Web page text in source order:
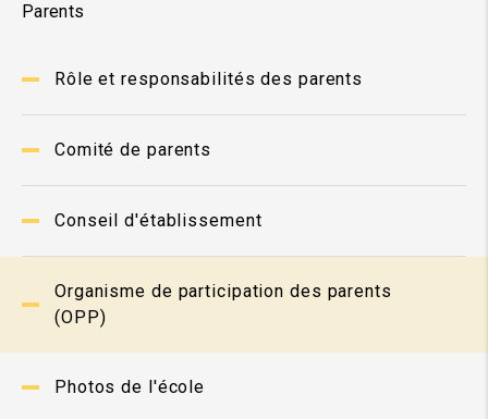
Parents
Rôle et responsabilités des parents
Comité de parents
Conseil d'établissement
Organisme de participation des parents
(OPP)
Photos de l'école